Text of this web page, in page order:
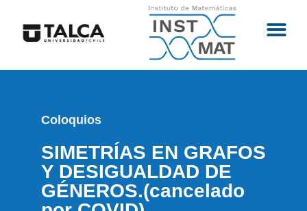
Coloquios
SIMETRÍAS EN GRAFOS
Y DESIGUALDAD DE
GÉNEROS.(cancelado